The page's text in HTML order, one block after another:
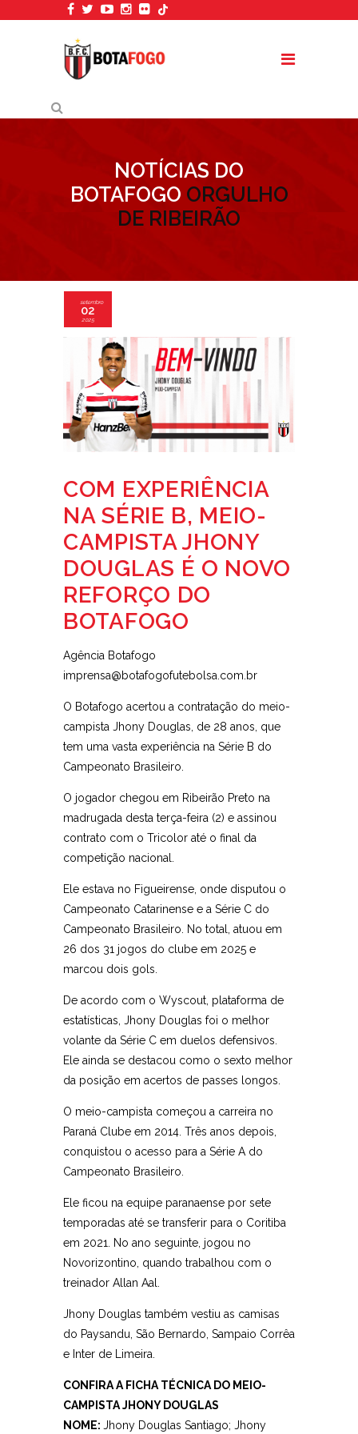
NOTÍCIAS DO
BOTAFOGO ORGULHO
DE RIBEIRÃO
setembro
02
2025
COM EXPERIÊNCIA
NA SÉRIE B, MEIO-
CAMPISTA JHONY
DOUGLAS É O NOVO
REFORÇO DO
BOTAFOGO
Agência Botafogo
imprensa@botafogofutebolsa.com.br
O Botafogo acertou a contratação do meio-
campista Jhony Douglas, de 28 anos, que
tem uma vasta experiência na Série B do
Campeonato Brasileiro.
O jogador chegou em Ribeirão Preto na
madrugada desta terça-feira (2) e assinou
contrato com o Tricolor até o final da
competição nacional.
Ele estava no Figueirense, onde disputou o
Campeonato Catarinense e a Série C do
Campeonato Brasileiro. No total, atuou em
26 dos 31 jogos do clube em 2025 e
marcou dois gols.
De acordo com o Wyscout, plataforma de
estatísticas, Jhony Douglas foi o melhor
volante da Série C em duelos defensivos.
Ele ainda se destacou como o sexto melhor
da posição em acertos de passes longos.
O meio-campista começou a carreira no
Paraná Clube em 2014. Três anos depois,
conquistou o acesso para a Série A do
Campeonato Brasileiro.
Ele ficou na equipe paranaense por sete
temporadas até se transferir para o Coritiba
em 2021. No ano seguinte, jogou no
Novorizontino, quando trabalhou com o
treinador Allan Aal.
Jhony Douglas também vestiu as camisas
do Paysandu, São Bernardo, Sampaio Corrêa
e Inter de Limeira.
CONFIRA A FICHA TÉCNICA DO MEIO-
CAMPISTA JHONY DOUGLAS
NOME: Jhony Douglas Santiago; Jhony